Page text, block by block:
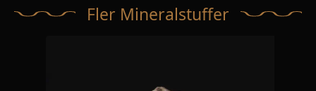
Fler Mineralstuffer